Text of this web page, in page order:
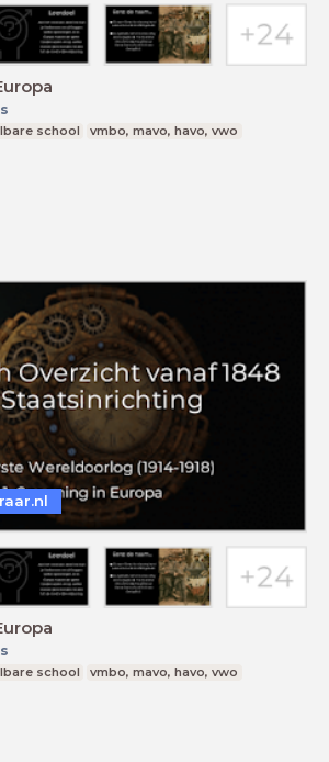
school
vmbo, mavo, havo, vwo
school
vmbo, mavo, havo, vwo